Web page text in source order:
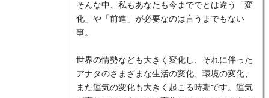
そんな中、私もあなたも今まででとは違う「変
化」や「前進」が必要なのは言うまでもない
事。
世界の情勢なども大きく変化し、それに伴った
アナタのさまざまな生活の変化、環境の変化、
また運気の変化も大きく起こる時期です。運気